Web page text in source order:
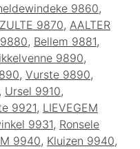
9860,
ZULTE 9870, AALTER
, Bellem 9881,
9890,
, Vurste 9890,
, Ursel 9910,
9921, LIEVEGEM
9931, Ronsele
9940, Kluizen 9940,